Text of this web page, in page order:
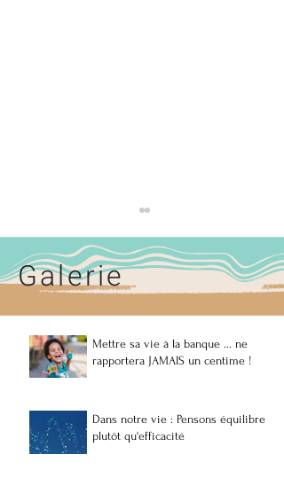
N’attendons pas que les
autres inventent le monde
Galerie
Mettre sa vie à la banque ... ne
rapportera JAMAIS un centime !
Dans notre vie : Pensons équilibre
plutôt qu'efficacité